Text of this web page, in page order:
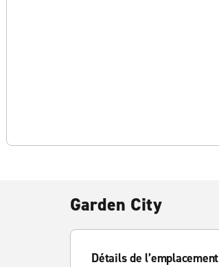
Garden City
Détails de l’emplacement